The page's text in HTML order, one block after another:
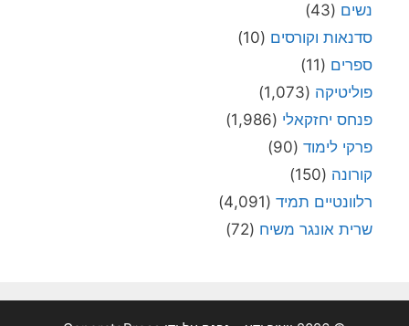
נשים (43)
סדנאות וקורסים (10)
ספרים (11)
פוליטיקה (1,073)
פנחס יחזקאלי (1,986)
פרקי לימוד (90)
קורונה (150)
רלוונטיים תמיד (4,091)
שרית אונגר משיח (72)